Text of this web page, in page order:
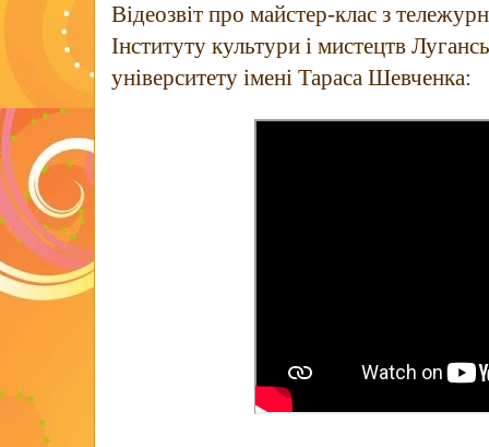
Відеозвіт про майстер-клас з
Інституту культури і мистецтв
університету імені Тараса Шевченка: